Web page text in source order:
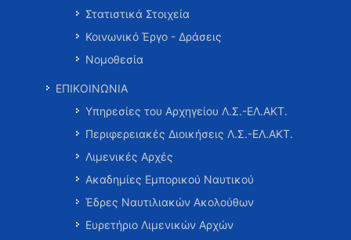
Στατιστικά Στοιχεία
Κοινωνικό Έργο - Δράσεις
Νομοθεσία
ΕΠΙΚΟΙΝΩΝΙΑ
Υπηρεσίες του Αρχηγείου Λ.Σ.-ΕΛ.ΑΚΤ.
Περιφερειακές Διοικήσεις Λ.Σ.-ΕΛ.ΑΚΤ.
Λιμενικές Αρχές
Ακαδημίες Εμπορικού Ναυτικού
Έδρες Ναυτιλιακών Ακολούθων
Ευρετήριο Λιμενικών Αρχών